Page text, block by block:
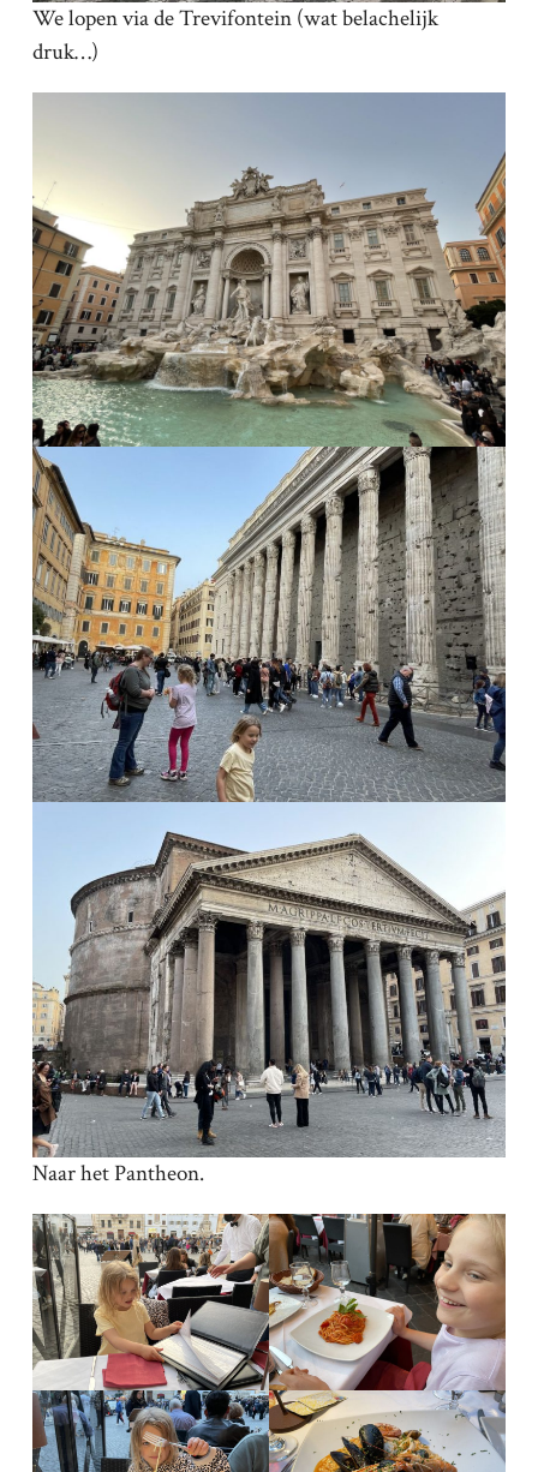
We lopen via de Trevifontein (wat belachelijk
druk…)
Naar het Pantheon.